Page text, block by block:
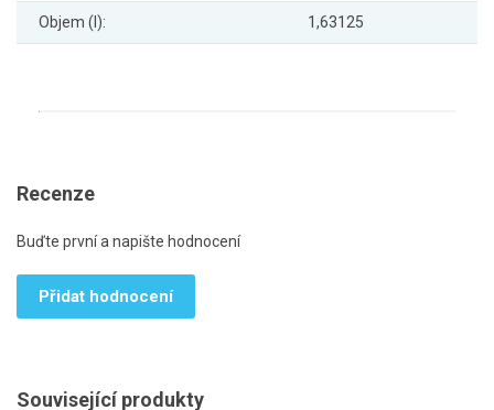
Objem (l): 1,63125
Recenze
Buďte první a napište hodnocení
Přidat hodnocení
Související produkty